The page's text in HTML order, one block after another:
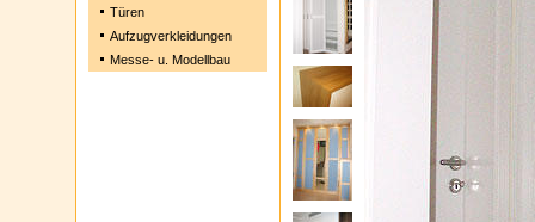
Türen
Aufzugverkleidungen
Messe- u. Modellbau